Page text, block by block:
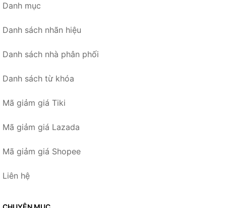
Danh mục
Danh sách nhãn hiệu
Danh sách nhà phân phối
Danh sách từ khóa
Mã giảm giá Tiki
Mã giảm giá Lazada
Mã giảm giá Shopee
Liên hệ